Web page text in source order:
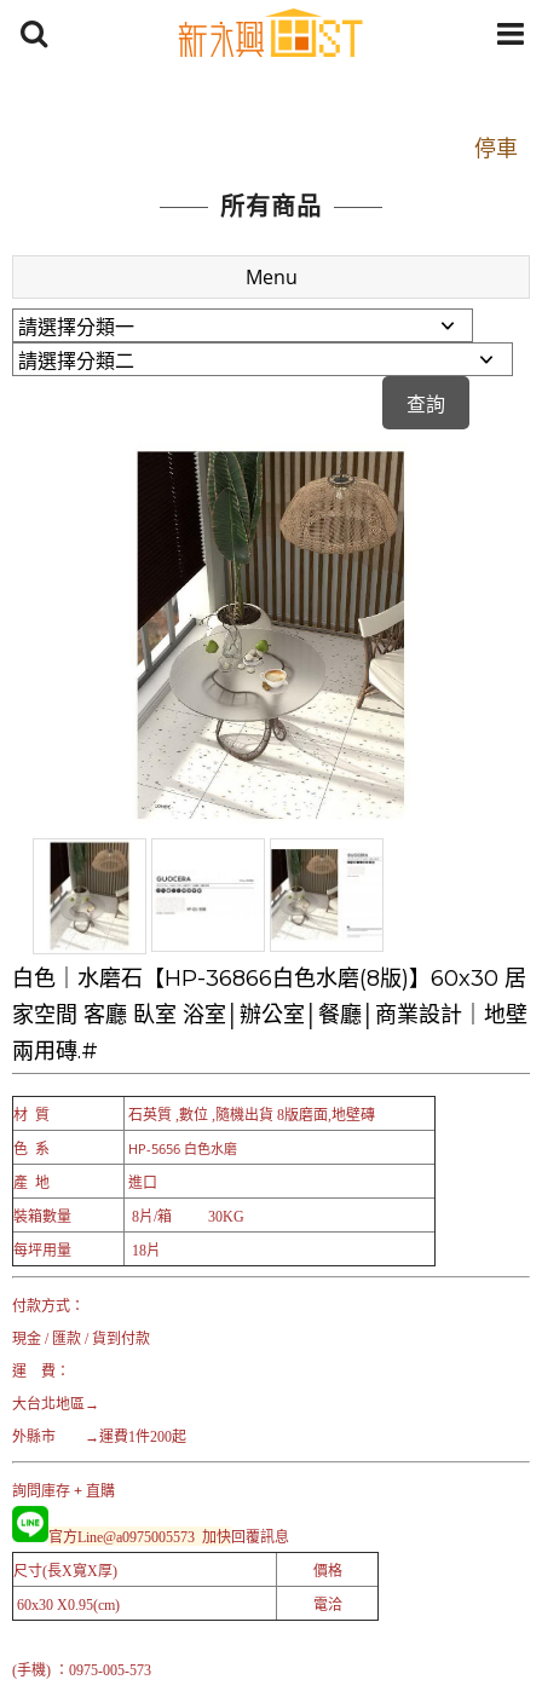
停車
捷運： 中和線【頂溪站 2 號出口】往中山路1段139
原Line已滿 無法加Line好友 請親愛的客戶加入
LINE官方帳號@a0975005573
開車：中山路1段 到永平路路口(樂華夜市口)門口可
停車
捷運： 中和線【頂溪站 2 號出口】往中山路1段139
原Line已滿 無法加Line好友 請親愛的客戶加入
LINE官方帳號@a0975005573
所有商品
Menu
白色｜水磨石【HP-36866白色水磨(8版)】60x30 居
家空間 客廳 臥室 浴室│辦公室│餐廳│商業設計｜地壁
兩用磚.#
材 質
石英質 ,數位 ,隨機出貨 8版磨面,地壁磚
色 系
HP-5656 白色水磨
產 地
進口
裝箱數量
8片/箱 30KG
每坪用量
18片
付款方式：
現金 / 匯款 / 貨到付款
運 費：
大台北地區→
外縣市 →運費1件200起
詢問庫存 + 直購
官方Line@a0975005573 加快回覆訊息
尺寸(長X寬X厚)
價格
60x30 X0.95(cm)
電洽
(手機) ：0975-005-573